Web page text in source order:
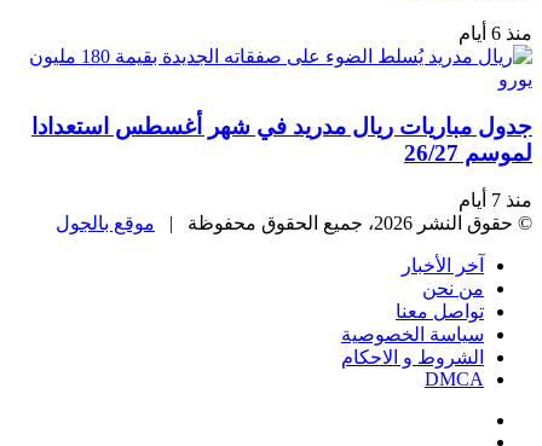
منذ 6 أيام
جدول مباريات ريال مدريد في شهر أغسطس استعدادا
لموسم 26/27
منذ 7 أيام
© حقوق النشر 2026، جميع الحقوق محفوظة |
موقع بالجول
آخر الأخبار
من نحن
تواصل معنا
سياسة الخصوصية
الشروط و الاحكام
DMCA